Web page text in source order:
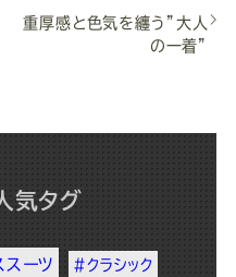
重厚感と色気を纏う”大人
の一着”
気タグ
ーツ #クラシック